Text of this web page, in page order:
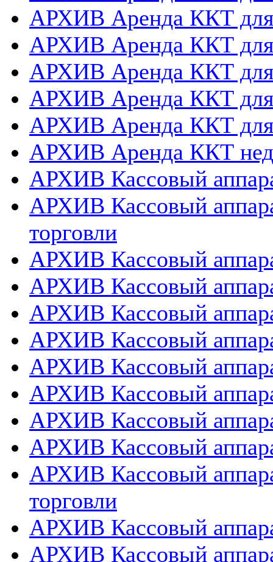
АРХИВ Аренда ККТ
АРХИВ Аренда ККТ для
АРХИВ Аренда ККТ
АРХИВ Аренда ККТ для
АРХИВ Аренда ККТ
АРХИВ Аренда ККТ
АРХИВ Кассовый
АРХИВ Кассовый
торговли
АРХИВ Кассовый
АРХИВ Кассовый
АРХИВ Кассовый
АРХИВ Кассовый
АРХИВ Кассовый
АРХИВ Кассовый
АРХИВ Кассовый
АРХИВ Кассовый
АРХИВ Кассовый
торговли
АРХИВ Кассовый
АРХИВ Кассовый